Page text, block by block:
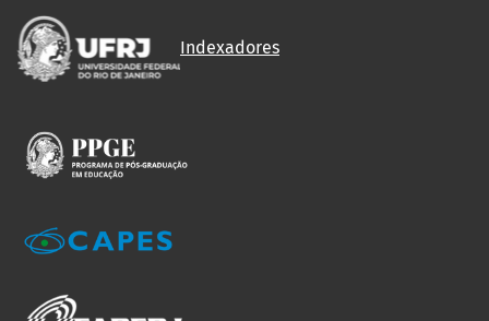
Indexadores